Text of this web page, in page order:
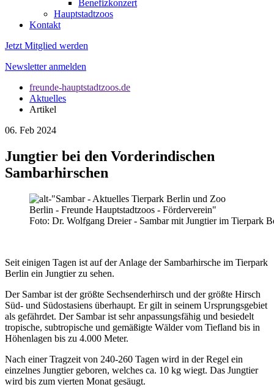
Benefizkonzert
Hauptstadtzoos
Kontakt
Jetzt Mitglied werden
Newsletter anmelden
freunde-hauptstadtzoos.de
Aktuelles
Artikel
06. Feb 2024
Jungtier bei den Vorderindischen
Sambarhirschen
Foto: Dr. Wolfgang Dreier - Sambar mit Jungtier im Tierpark
Seit einigen Tagen ist auf der Anlage der Sambarhirsche im Tierpark
Berlin ein Jungtier zu sehen.
Der Sambar ist der größte Sechsenderhirsch und der größte Hirsch
Süd- und Südostasiens überhaupt. Er gilt in seinem Ursprungsgebiet
als gefährdet. Der Sambar ist sehr anpassungsfähig und besiedelt
tropische, subtropische und gemäßigte Wälder vom Tiefland bis in
Höhenlagen bis zu 4.000 Meter.
Nach einer Tragzeit von 240-260 Tagen wird in der Regel ein
einzelnes Jungtier geboren, welches ca. 10 kg wiegt. Das Jungtier
wird bis zum vierten Monat gesäugt.